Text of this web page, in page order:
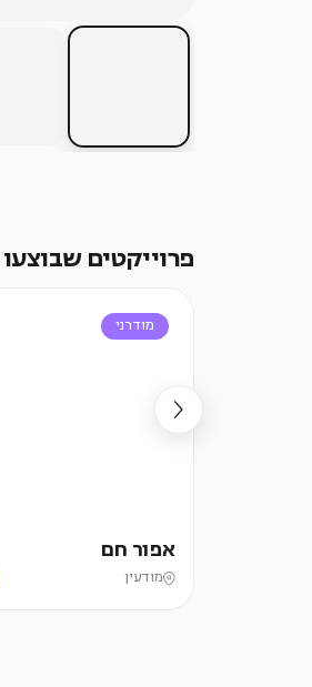
פרוייקטים
מודרני
אפור חם
מודעין